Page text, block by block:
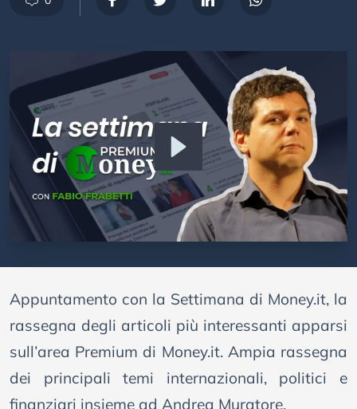
Appuntamento con la Settimana di Money.it, la
rassegna degli articoli più interessanti apparsi
sull’area Premium di Money.it. Ampia rassegna
dei principali temi internazionali, politici e
finanziari insieme ad Andrea Muratore.